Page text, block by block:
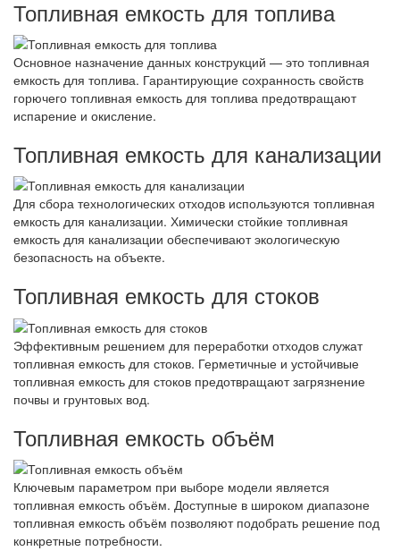
Топливная емкость для топлива
Основное назначение данных конструкций — это топливная
емкость для топлива. Гарантирующие сохранность свойств
горючего топливная емкость для топлива предотвращают
испарение и окисление.
Топливная емкость для канализации
Для сбора технологических отходов используются топливная
емкость для канализации. Химически стойкие топливная
емкость для канализации обеспечивают экологическую
безопасность на объекте.
Топливная емкость для стоков
Эффективным решением для переработки отходов служат
топливная емкость для стоков. Герметичные и устойчивые
топливная емкость для стоков предотвращают загрязнение
почвы и грунтовых вод.
Топливная емкость объём
Ключевым параметром при выборе модели является
топливная емкость объём. Доступные в широком диапазоне
топливная емкость объём позволяют подобрать решение под
конкретные потребности.